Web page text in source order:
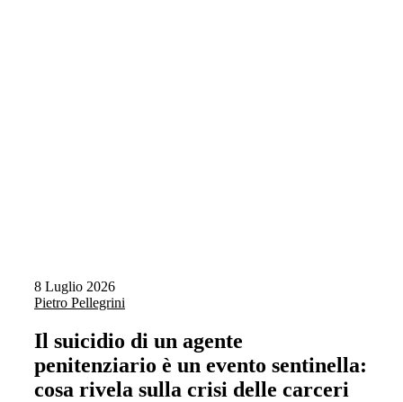
8 Luglio 2026
Pietro Pellegrini
Il suicidio di un agente
penitenziario è un evento sentinella:
cosa rivela sulla crisi delle carceri